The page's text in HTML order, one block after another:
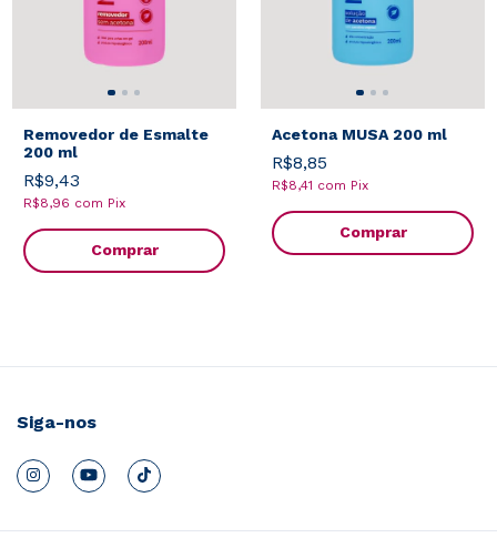
Removedor de Esmalte
200 ml
R$9,43
R$8,96 com Pix
Comprar
Acetona MUSA 200 ml
R$8,85
R$8,41 com Pix
Comprar
Siga-nos